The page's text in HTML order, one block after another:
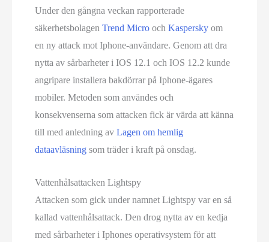
Under den gångna veckan rapporterade
säkerhetsbolagenTrend Micro ochKaspersky om
en ny attack mot Iphone-användare. Genom att dra
nytta av sårbarheter i IOS 12.1 och IOS 12.2 kunde
angripare installera bakdörrar på Iphone-ägares
mobiler. Metoden som användes och
konsekvenserna som attacken fick är värda att känna
till med anledning avLagen om hemlig
dataavläsning som träder i kraft på onsdag.
Vattenhålsattacken Lightspy
Attacken som gick under namnet Lightspy var en så
kallad vattenhålsattack. Den drog nytta av en kedja
med sårbarheter i Iphones operativsystem för att